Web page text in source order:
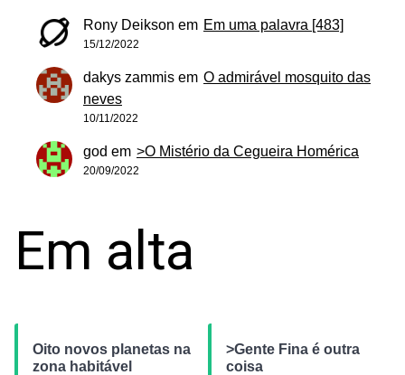
Rony Deikson em Em uma palavra [483]
15/12/2022
dakys zammis em O admirável mosquito das
neves
10/11/2022
god em >O Mistério da Cegueira Homérica
20/09/2022
Em alta
Oito novos planetas na
zona habitável
>Gente Fina é outra
coisa